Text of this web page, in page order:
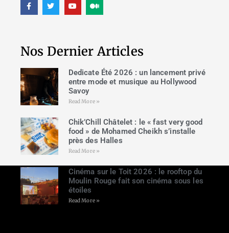
Nos Dernier Articles
Dedicate Été 2026 : un lancement privé
entre mode et musique au Hollywood
Savoy
Read More »
Chik’Chill Châtelet : le « fast very good
food » de Mohamed Cheikh s’installe
près des Halles
Read More »
Cinéma sur le Toit 2026 : le rooftop du
Moulin Rouge fait son cinéma sous les
étoiles
Read More »